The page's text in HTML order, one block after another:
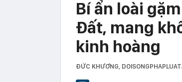
Bí ẩn loài
Đất, mang
kinh hoàng
ĐỨC KHƯƠNG ,